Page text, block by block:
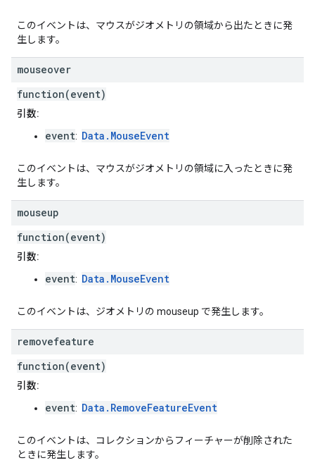
このイベントは、マウスがジオメトリの領域から出たときに発
生します。
mouseover
function(event)
引数:
event: Data.MouseEvent
このイベントは、マウスがジオメトリの領域に入ったときに発
生します。
mouseup
function(event)
引数:
event: Data.MouseEvent
このイベントは、ジオメトリの mouseup で発生します。
removefeature
function(event)
引数:
event: Data.RemoveFeatureEvent
このイベントは、コレクションからフィーチャーが削除された
ときに発生します。